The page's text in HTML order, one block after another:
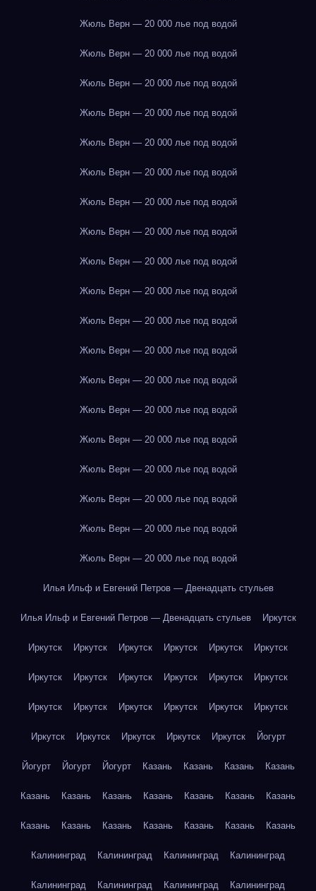
Жюль Верн — 20 000 лье под водой
Жюль Верн — 20 000 лье под водой
Жюль Верн — 20 000 лье под водой
Жюль Верн — 20 000 лье под водой
Жюль Верн — 20 000 лье под водой
Жюль Верн — 20 000 лье под водой
Жюль Верн — 20 000 лье под водой
Жюль Верн — 20 000 лье под водой
Жюль Верн — 20 000 лье под водой
Жюль Верн — 20 000 лье под водой
Жюль Верн — 20 000 лье под водой
Жюль Верн — 20 000 лье под водой
Жюль Верн — 20 000 лье под водой
Жюль Верн — 20 000 лье под водой
Жюль Верн — 20 000 лье под водой
Жюль Верн — 20 000 лье под водой
Жюль Верн — 20 000 лье под водой
Жюль Верн — 20 000 лье под водой
Жюль Верн — 20 000 лье под водой
Илья Ильф и Евгений Петров — Двенадцать стульев
Илья Ильф и Евгений Петров — Двенадцать стульев Иркутск
Иркутск Иркутск Иркутск Иркутск Иркутск Иркутск
Иркутск Иркутск Иркутск Иркутск Иркутск Иркутск
Иркутск Иркутск Иркутск Иркутск Иркутск Иркутск
Иркутск Иркутск Иркутск Иркутск Иркутск Йогурт
Йогурт Йогурт Йогурт Казань Казань Казань Казань
Казань Казань Казань Казань Казань Казань Казань
Казань Казань Казань Казань Казань Казань Казань
Калининград Калининград Калининград Калининград
Калининград Калининград Калининград Калининград